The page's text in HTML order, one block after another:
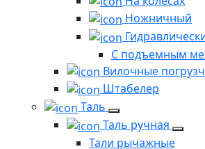
Ножничный
С подъемным
Вилочные
Штабелер
Таль
Таль ручная
Тали рычажные